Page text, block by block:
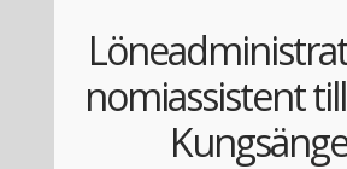
nomiassistent